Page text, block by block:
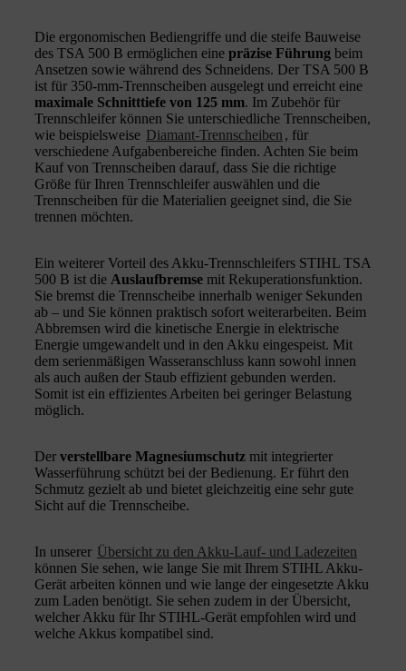
Die ergonomischen Bediengriffe und die steife Bauweise
des TSA 500 B ermöglichen eine präzise Führung beim
Ansetzen sowie während des Schneidens. Der TSA 500 B
ist für 350-mm-Trennscheiben ausgelegt und erreicht eine
maximale Schnitttiefe von 125 mm. Im Zubehör für
Trennschleifer können Sie unterschiedliche Trennscheiben,
wie beispielsweise Diamant-Trennscheiben , für
verschiedene Aufgabenbereiche finden. Achten Sie beim
Kauf von Trennscheiben darauf, dass Sie die richtige
Größe für Ihren Trennschleifer auswählen und die
Trennscheiben für die Materialien geeignet sind, die Sie
trennen möchten.
Ein weiterer Vorteil des Akku-Trennschleifers STIHL TSA
500 B ist die Auslaufbremse mit Rekuperationsfunktion.
Sie bremst die Trennscheibe innerhalb weniger Sekunden
ab – und Sie können praktisch sofort weiterarbeiten. Beim
Abbremsen wird die kinetische Energie in elektrische
Energie umgewandelt und in den Akku eingespeist. Mit
dem serienmäßigen Wasseranschluss kann sowohl innen
als auch außen der Staub effizient gebunden werden.
Somit ist ein effizientes Arbeiten bei geringer Belastung
möglich.
Der verstellbare Magnesiumschutz mit integrierter
Wasserführung schützt bei der Bedienung. Er führt den
Schmutz gezielt ab und bietet gleichzeitig eine sehr gute
Sicht auf die Trennscheibe.
In unserer Übersicht zu den Akku-Lauf- und Ladezeiten
können Sie sehen, wie lange Sie mit Ihrem STIHL Akku-
Gerät arbeiten können und wie lange der eingesetzte Akku
zum Laden benötigt. Sie sehen zudem in der Übersicht,
welcher Akku für Ihr STIHL-Gerät empfohlen wird und
welche Akkus kompatibel sind.